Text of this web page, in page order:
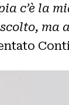
c’è la
ma